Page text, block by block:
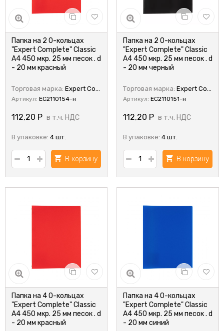
Папка на 2 О-кольцах
"Expert Complete" Classic
А4 450 мкр. 25 мм песок . d
- 20 мм красный
Торговая марка: Expert Complete
Артикул: EC2110154-н
112,20 Р в т.ч. НДС
В упаковке: 4 шт.
В корзину
Папка на 2 О-кольцах
"Expert Complete" Classic
А4 450 мкр. 25 мм песок . d
- 20 мм черный
Торговая марка: Expert Complete
Артикул: EC2110151-н
112,20 Р в т.ч. НДС
В упаковке: 4 шт.
В корзину
Папка на 4 О-кольцах
"Expert Complete" Classic
А4 450 мкр. 25 мм песок . d
- 20 мм красный
Папка на 4 О-кольцах
"Expert Complete" Classic
А4 450 мкр. 25 мм песок . d
- 20 мм синий